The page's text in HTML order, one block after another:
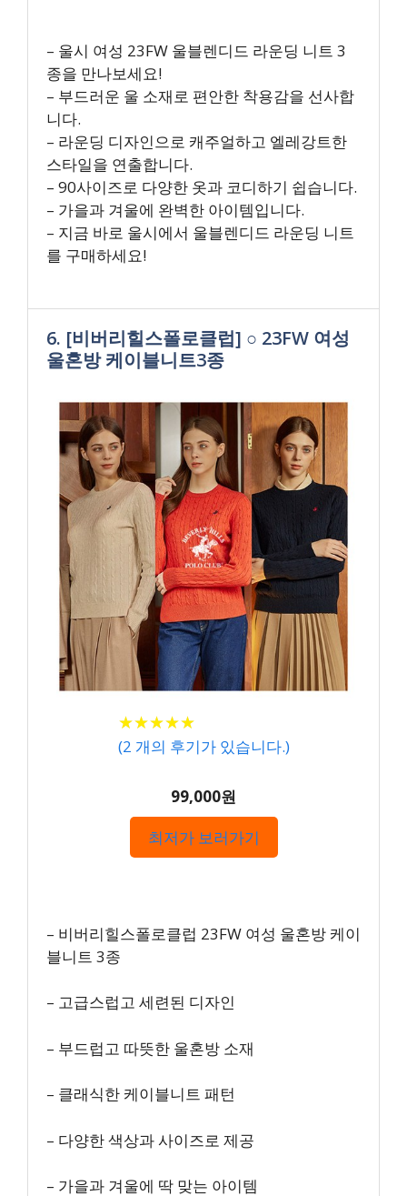
– 울시 여성 23FW 울블렌디드 라운딩 니트 3
종을 만나보세요!
– 부드러운 울 소재로 편안한 착용감을 선사합
니다.
– 라운딩 디자인으로 캐주얼하고 엘레강트한
스타일을 연출합니다.
– 90사이즈로 다양한 옷과 코디하기 쉽습니다.
– 가을과 겨울에 완벽한 아이템입니다.
– 지금 바로 울시에서 울블렌디드 라운딩 니트
를 구매하세요!
6. [비버리힐스폴로클럽] ○ 23FW 여성
울혼방 케이블니트3종
★★★★★
★★★★★
(2 개의 후기가 있습니다.)
99,000원
최저가 보러가기
– 비버리힐스폴로클럽 23FW 여성 울혼방 케이
블니트 3종
– 고급스럽고 세련된 디자인
– 부드럽고 따뜻한 울혼방 소재
– 클래식한 케이블니트 패턴
– 다양한 색상과 사이즈로 제공
– 가을과 겨울에 딱 맞는 아이템